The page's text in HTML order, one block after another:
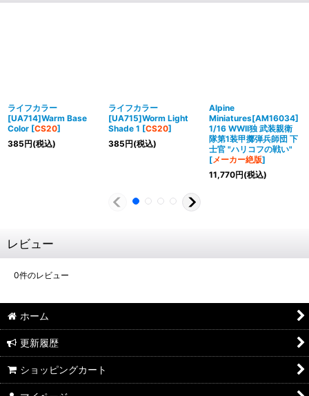
ライフカラー
[UA714]Warm Base
Color [CS20]
385円(税込)
ライフカラー
[UA715]Worm Light
Shade 1 [CS20]
385円(税込)
Alpine
Miniatures[AM16034]
1/16 WWII独 武装親衛
隊第1装甲擲弾兵師団 下
士官 "ハリコフの戦い"
[メーカー絶版]
11,770円(税込)
レビュー
0件のレビュー
ホーム
更新履歴
ショッピングカート